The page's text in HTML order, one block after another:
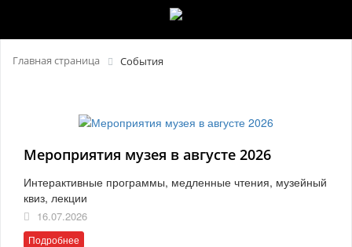
Главная страница События
Мероприятия музея в августе 2026
Интерактивные программы, медленные чтения, музейный
квиз, лекции
16.07.2026
Подробнее